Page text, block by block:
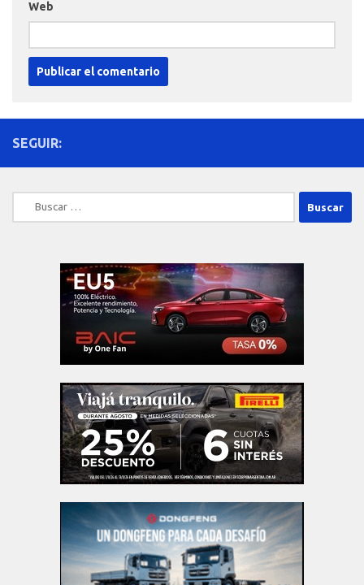
Web
SEGUIR:
Buscar: